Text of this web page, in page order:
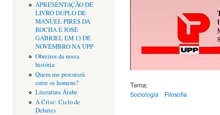
APRESENTAÇÃO DE
LIVRO DUPLO DE
MANUEL PIRES DA
ROCHA E JOSÉ
GABRIEL EM 13 DE
NOVEMBRO NA UPP
Obreiros da nossa
história
Quem me procurará
entre os homens?
Literatura Árabe
A Crise: Ciclo de
Debates
Tema:
Sociologia Filosofia